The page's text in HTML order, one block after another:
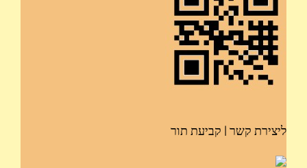
ליצירת קשר | קביעת תור